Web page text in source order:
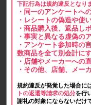
下記行為は規約違反となり
・同一のアンケートへ
・レシートの偽造や使
・商品購入後、返品し
・事実と異なる虚偽の
・アンケート参加時の
数商品を全て別会計に
・店舗やメーカーへの
・その他、店舗、メー
規約違反が発覚した場合に
トの返還等請求の処分を行
謝礼の対象にならないだけ